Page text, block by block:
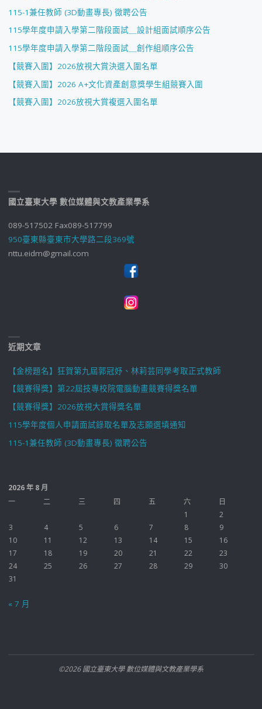
115-1兼任教師 (3D動畫專長) 徵聘公告
115學年度申請入學第二階段面試＿設計組面試順序公告
115學年度申請入學第二階段面試＿創作組順序公告
【競賽入圍】2026放視大賞決選入圍名單
【競賽入圍】2026 A+文化資產創意獎學生組競賽入圍
【競賽入圍】2026放視大賞複選入圍名單
國立臺東大學 數位媒體與文教產業學系
089-517502 Fax089-517799
950臺東縣臺東市大學路二段369號
nttu.eidm@gmail.com
近期文章
【金榜題名】狂賀第九屆郭冠妤、林莉芸同學考取正式教師
【競賽得獎】第22屆技專校院電腦動畫競賽得獎名單
【競賽得獎】2026放視大賞得獎名單
115學年度個人申請面試錄取名單及志願選填通知
115-1兼任教師 (3D動畫專長) 徵聘公告
2026 年 8 月
一
二 三 四 五 六
日
1
2
3
4 5 6 7 8
9
10
11 12 13 14 15
16
17
18 19 20 21 22
23
24
25 26 27 28 29
30
31
« 7 月
©2026 國立臺東大學 數位媒體與文教產業學系